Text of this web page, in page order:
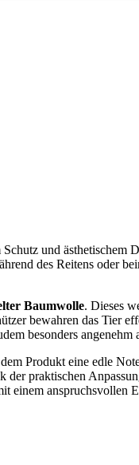
und ästhetischem
des Reitens oder
Baumwolle. Dieses
bewahren das
besonders angenehm
dem Produkt eine edle
praktischen
einem anspruchsvollen